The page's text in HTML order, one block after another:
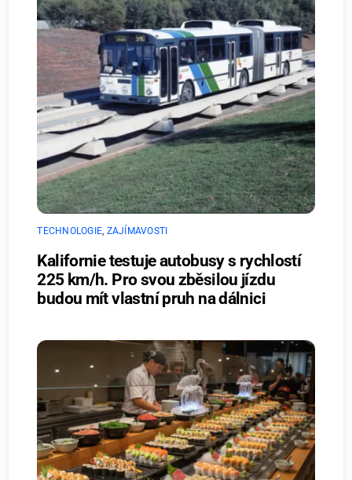
TECHNOLOGIE ZAJÍMAVOSTI
Kalifornie testuje autobusy s rychlostí
225 km/h. Pro svou zběsilou jízdu
budou mít vlastní pruh na dálnici